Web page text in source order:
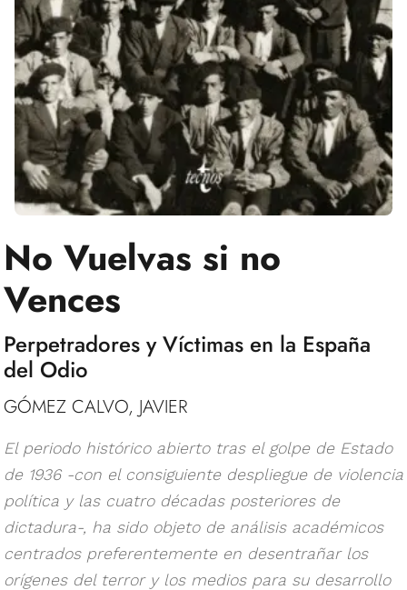
No Vuelvas si no
Vences
Perpetradores y Víctimas en la España
del Odio
GÓMEZ CALVO, JAVIER
El periodo histórico abierto tras el golpe de Estado
de 1936 -con el consiguiente despliegue de violencia
política y las cuatro décadas posteriores de
dictadura-, ha sido objeto de análisis académicos
centrados preferentemente en desentrañar los
orígenes del terror y los medios para su desarrollo